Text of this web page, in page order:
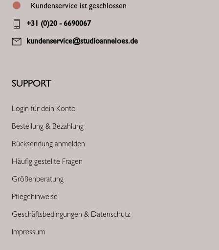
SUPPORT
Login für dein Konto
Bestellung & Bezahlung
Rücksendung anmelden
Häufig gestellte Fragen
Größenberatung
Pflegehinweise
Geschäftsbedingungen & Datenschutz
Impressum
Kundenservice ist geschlossen
+31 (0)20 - 6690067
kundenservice@studioanneloes.de